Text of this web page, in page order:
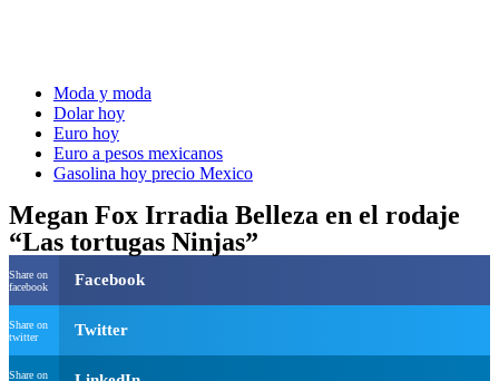
Moda y moda
Dolar hoy
Euro hoy
Euro a pesos mexicanos
Gasolina hoy precio Mexico
Megan Fox Irradia Belleza en el rodaje
“Las tortugas Ninjas”
Share on
facebook
Facebook
Share on
twitter
Twitter
Share on